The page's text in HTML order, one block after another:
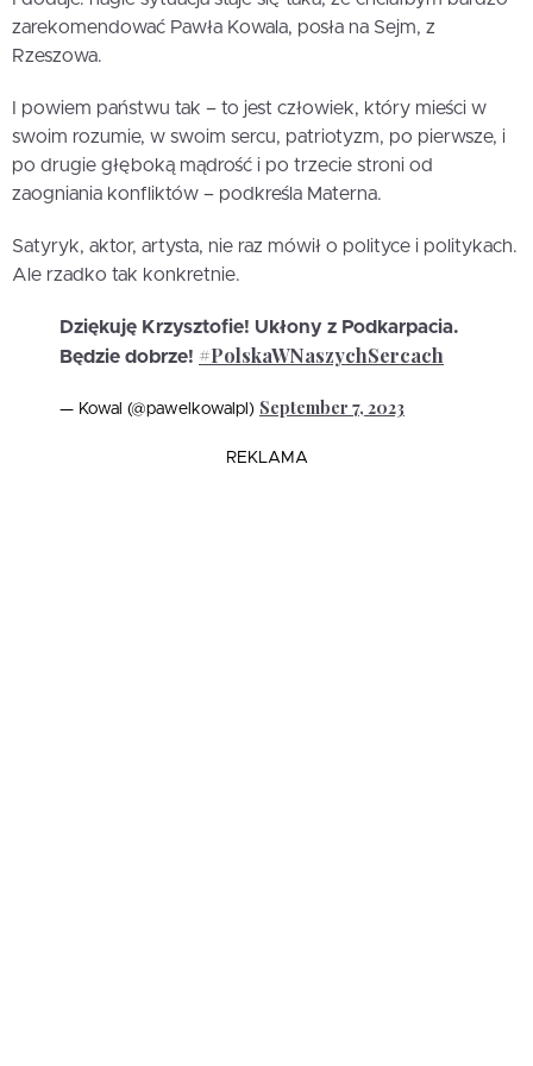
zarekomendować Pawła Kowala, posła na Sejm, z
Rzeszowa.
I powiem państwu tak – to jest człowiek, który mieści w
swoim rozumie, w swoim sercu, patriotyzm, po pierwsze, i
po drugie głęboką mądrość i po trzecie stroni od
zaogniania konfliktów – podkreśla Materna.
Satyryk, aktor, artysta, nie raz mówił o polityce i politykach.
Ale rzadko tak konkretnie.
Dziękuję Krzysztofie! Ukłony z Podkarpacia.
Będzie dobrze! #PolskaWNaszychSercach
— Kowal (@pawelkowalpl) September 7, 2023
REKLAMA